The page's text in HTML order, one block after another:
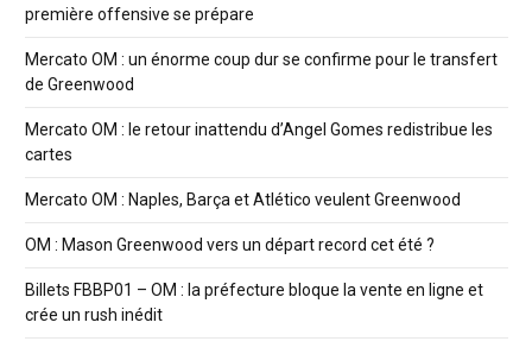
première offensive se prépare
Mercato OM : un énorme coup dur se confirme pour le transfert
de Greenwood
Mercato OM : le retour inattendu d’Angel Gomes redistribue les
cartes
Mercato OM : Naples, Barça et Atlético veulent Greenwood
OM : Mason Greenwood vers un départ record cet été ?
Billets FBBP01 – OM : la préfecture bloque la vente en ligne et
crée un rush inédit